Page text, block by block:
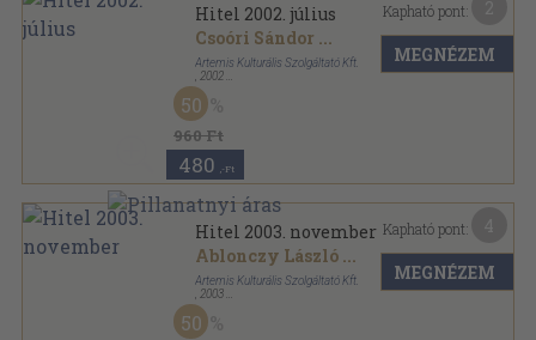
Hitel 2002. július
Csoóri Sándor ...
Artemis Kulturális Szolgáltató Kft.
2002
Ragasztott papírkötés
Hitel sorozat
960 Ft
50
480 ,-Ft
Kapható pont:
MEGNÉZEM
Hitel 2003. november
Ablonczy László ...
Artemis Kulturális Szolgáltató Kft.
2003
Ragasztott papírkötés
Hitel sorozat
50
Kapható pont:
MEGNÉZEM